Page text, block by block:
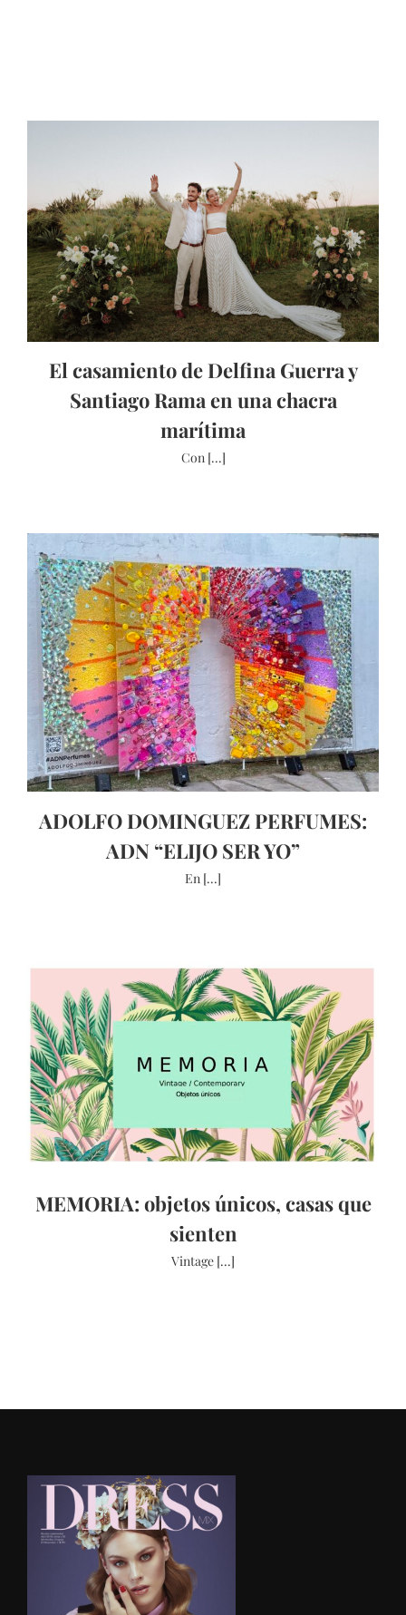
El casamiento de Delfina Guerra y
Santiago Rama en una chacra
marítima
Con [...]
ADOLFO DOMINGUEZ PERFUMES:
ADN “ELIJO SER YO”
En [...]
MEMORIA: objetos únicos, casas que
sienten
Vintage [...]